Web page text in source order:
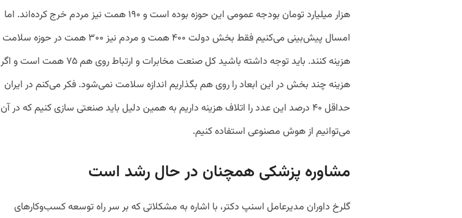
هزار میلیارد تومان بودجه عمومی این حوزه بوده است و ۱۹۰ همت نیز مردم خرج کرده‌اند. اما
امسال پیش‌بینی می‌کنیم فقط بخش دولت ۴۰۰ همت و مردم نیز ۳۰۰ همت در حوزه سلامت
هزینه کنند. باید توجه داشته باشید کل صنعت مخابرات و ارتباط روی هم ۷۵ همت است و اگر
هزینه چند بخش در این ابعاد را روی هم بگذاریم اندازه سلامت نمی‌شود. فکر می‌کنم در ایران
حداقل ۴۰ درصد این عدد را اتلاف هزینه داریم به همین دلیل باید صنعتی سازی کنیم که در آن
می‌توانیم از هوش مصنوعی استفاده کنیم.
مشاوره پزشکی همچنان در حال رشد است
گلرخ داوران مدیرعامل اسنپ دکتر، با اشاره به مشکلاتی که بر سر راه توسعه کسب‌وکارهای